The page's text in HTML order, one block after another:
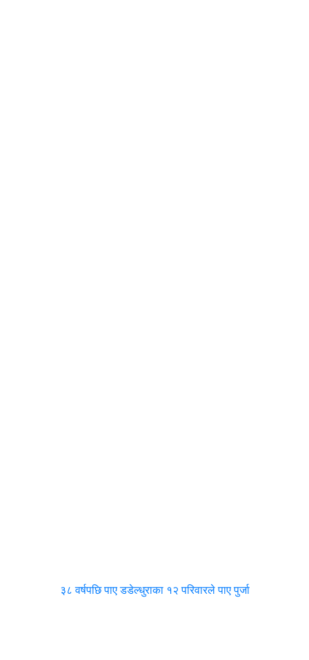
३८ वर्षपछि पाए डडेल्धुराका १२ परिवारले पाए पुर्जा